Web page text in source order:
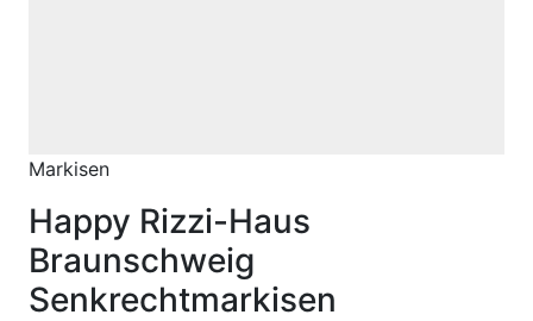
Markisen
Happy Rizzi-Haus
Braunschweig
Senkrechtmarkisen